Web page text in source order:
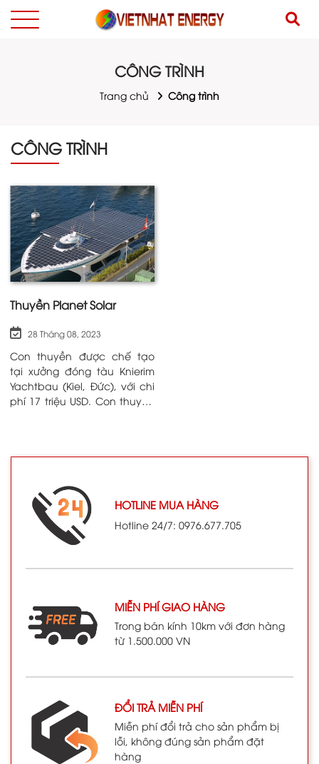
CÔNG TRÌNH
Trang chủ Công trình
CÔNG TRÌNH
Thuyền Planet Solar
28 Tháng 08, 2023
Con thuyền được chế tạo
tại xưởng đóng tàu Knierim
Yachtbau (Kiel, Đức), với chi
phí 17 triệu USD. Con thuyền
Solar Nặng 95 tấn, dài 31 m,
được trang bị các tấm pin
năng lượng mặt trời với tổng
diện tích 537 m2 để thuyền
có thể đạt tốc độ tối đa
chính là con thuyền đã xuất
27/9/2010, để thực hiện
cuộc hành trình vòng quanh
thế giới với thông điệp về
HOTLINE MUA HÀNG
Hotline 24/7: 0976.677.705
MIỄN PHÍ GIAO HÀNG
Trong bán kính 10km với đơn hàng
từ 1.500.000 VN
ĐỔI TRẢ MIỄN PHÍ
Miễn phí đổi trả cho sản phẩm bị
lỗi, không đúng sản phẩm đặt
hàng